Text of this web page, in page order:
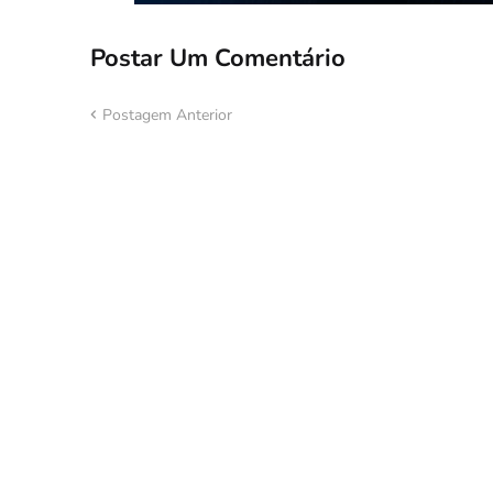
Postar Um Comentário
Postagem Anterior